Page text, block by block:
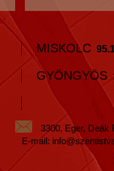
MISKOLC
GYÖNGYÖS
3300, Eger, Deák
E-mail: